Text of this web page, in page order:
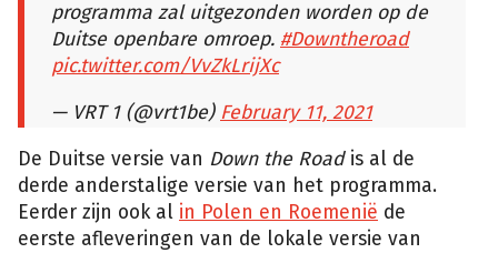
programma zal uitgezonden worden op de
Duitse openbare omroep. #Downtheroad
pic.twitter.com/VvZkLrijXc
— VRT 1 (@vrt1be) February 11, 2021
De Duitse versie van Down the Roadis al de
derde anderstalige versie van het programma.
Eerder zijn ook al in Polen en Roemenië de
eerste afleveringen van de lokale versie van